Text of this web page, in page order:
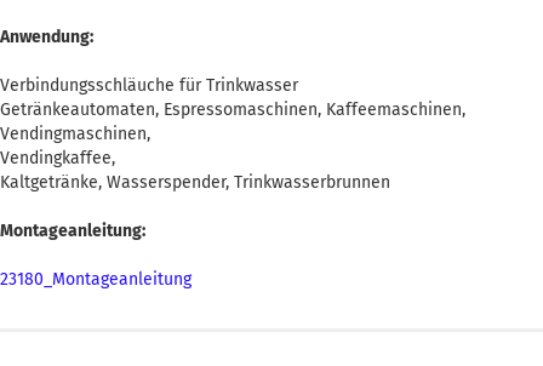
Anwendung:
Verbindungsschläuche für Trinkwasser
Getränkeautomaten, Espressomaschinen, Kaffeemaschinen,
Vendingmaschinen,
Vendingkaffee,
Kaltgetränke, Wasserspender, Trinkwasserbrunnen
Montageanleitung:
23180_Montageanleitung